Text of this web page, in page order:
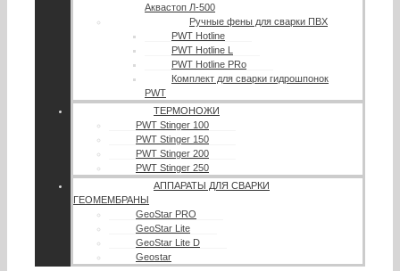
Аквастоп Л-500
Ручные фены для сварки ПВХ
PWT Hotline
PWT Hotline L
PWT Hotline PRo
Комплект для сварки гидрошпонок
PWT
ТЕРМОНОЖИ
PWT Stinger 100
PWT Stinger 150
PWT Stinger 200
PWT Stinger 250
АППАРАТЫ ДЛЯ СВАРКИ
ГЕОМЕМБРАНЫ
GeoStar PRO
GeoStar Lite
GeoStar Lite D
Geostar